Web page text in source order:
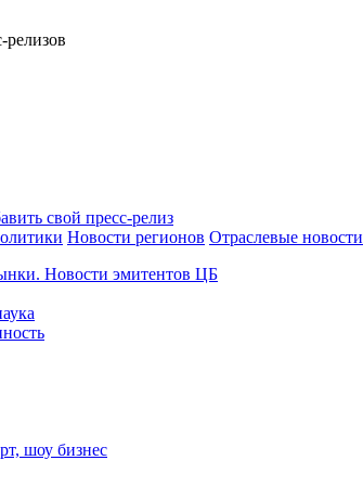
релизов
свой пресс-релиз
Новости регионов Отраслевые новости
Новости эмитентов ЦБ
шоу бизнес